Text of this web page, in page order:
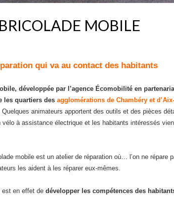
MOBILE
qui va au contact des habitants
développée par l’agence Écomobilité en
les quartiers des agglomérations de Chambéry et
Quelques animateurs apportent des outils et des pièces
vélo à assistance électrique et les habitants intéressés
mobile est un atelier de réparation où… l’on ne répare
les aident à les réparer eux-mêmes.
est en effet de développer les compétences des